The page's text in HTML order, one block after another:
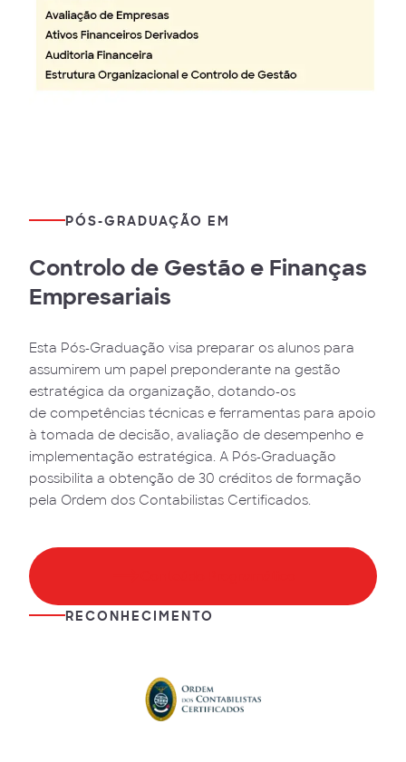
PÓS-GRADUAÇÃO EM
Controlo de Gestão e Finanças
Empresariais
Esta Pós-Graduação visa preparar os alunos para
assumirem um papel preponderante na gestão
estratégica da organização, dotando-os
de competências técnicas e ferramentas para apoio
à tomada de decisão, avaliação de desempenho e
implementação estratégica. A Pós-Graduação
possibilita a obtenção de 30 créditos de formação
pela Ordem dos Contabilistas Certificados.
RECONHECIMENTO